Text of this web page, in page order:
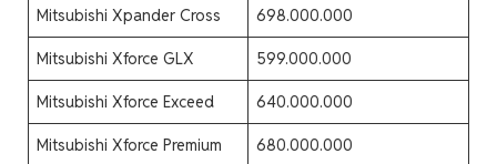
Mitsubishi Xpander Cross 698.000.000
Mitsubishi Xforce GLX 599.000.000
Mitsubishi Xforce Exceed 640.000.000
Mitsubishi Xforce Premium 680.000.000